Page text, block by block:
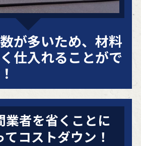
が多いため、材料
仕入れることがで
業者を省くことに
てコストダウン！